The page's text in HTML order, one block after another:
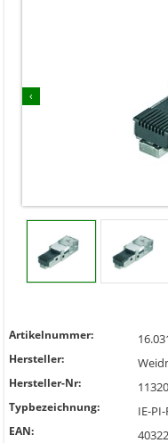
‹
Artikelnummer:
Hersteller:
Hersteller-Nr:
Typbezeichnung: IE-
EAN: